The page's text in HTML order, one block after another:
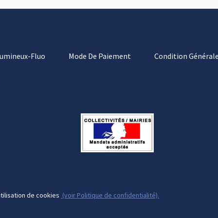
Fluo Mode De Paiement Condition
de cookies (voir Politique de confidentialité).